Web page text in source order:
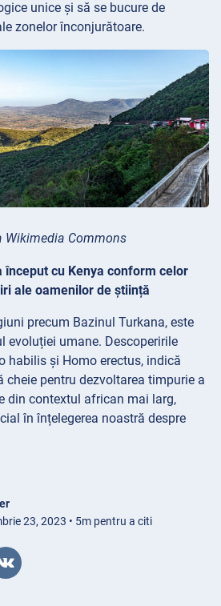
unice și să se bucure de
zonelor înconjurătoare.
Wikimedia Commons
început cu Kenya conform celor
ale oamenilor de știință
precum Bazinul Turkana, este
evoluției umane. Descoperirile
habilis și Homo erectus, indică
cheie pentru dezvoltarea timpurie a
din contextul african mai larg,
în înțelegerea noastră despre
23, 2023 • 5m pentru a citi